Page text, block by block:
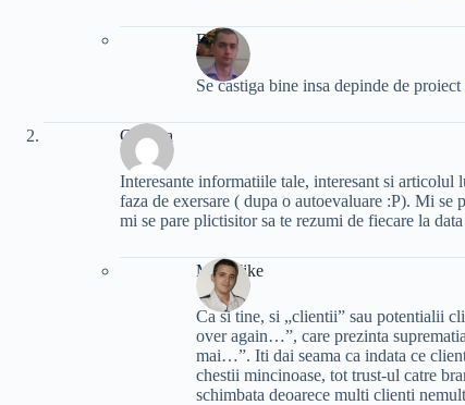
Eric
Se castiga bine insa depinde de
Calivita
Interesante informatiile tale, interesant si articolul
faza de exersare ( dupa o autoevaluare :P). Mi
mi se pare plictisitor sa te rezumi de fiecare la
MadMike
Ca si tine, si „clientii” sau potentialii
over again…”, care prezinta
mai…”. Iti dai seama ca indata ce
chestii mincinoase, tot trust-ul catre
schimbata deoarece multi clienti